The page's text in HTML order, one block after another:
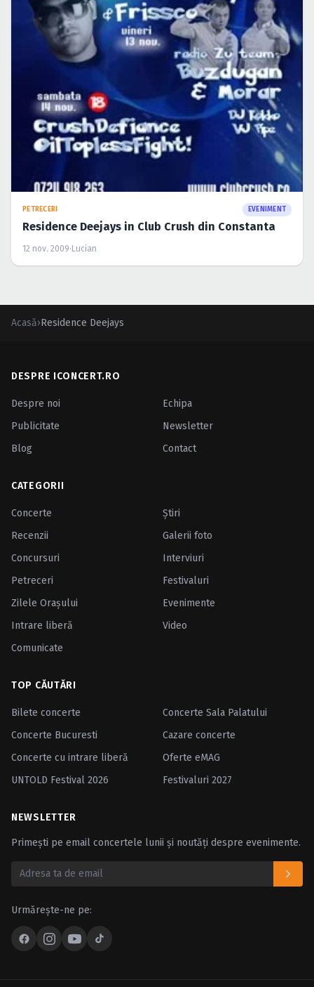
PETRECERI EVENIMENT
Residence Deejays in Club Crush din Constanta
12 nov. 2009· Lucian
Acasă›Residence Deejays
DESPRE ICONCERT.RO
Despre noi
Echipa
Publicitate
Newsletter
Blog
Contact
CATEGORII
Concerte
Ştiri
Recenzii
Galerii foto
Concursuri
Interviuri
Petreceri
Festivaluri
Zilele Oraşului
Evenimente
Intrare liberă
Video
Comunicate
TOP CĂUTĂRI
Bilete concerte
Concerte Sala Palatului
Concerte Bucuresti
Cazare concerte
Concerte cu intrare liberă
Oferte eMAG
UNTOLD Festival 2026
Festivaluri 2027
NEWSLETTER
Primești pe email concertele lunii și noutăți despre evenimente.
Urmărește-ne pe: